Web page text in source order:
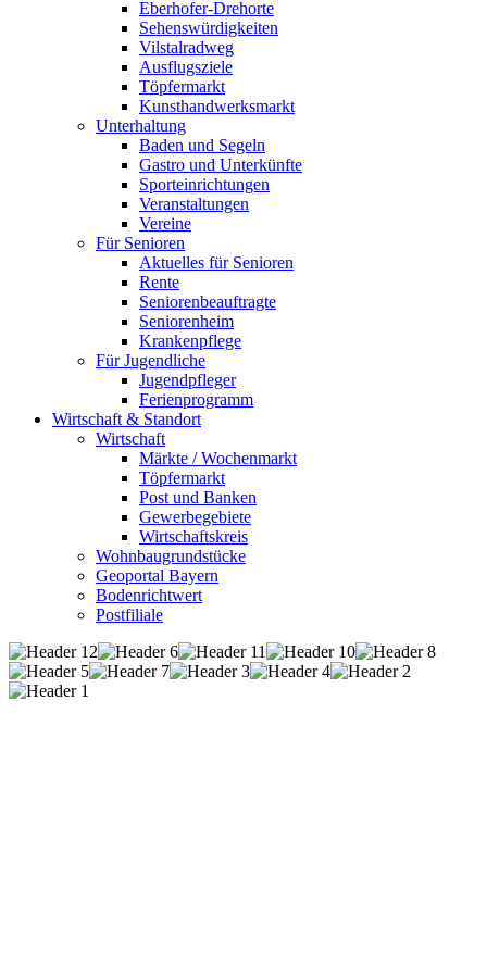
Eberhofer-Drehorte
Sehenswürdigkeiten
Vilstalradweg
Ausflugsziele
Töpfermarkt
Kunsthandwerksmarkt
Unterhaltung
Baden und Segeln
Gastro und Unterkünfte
Sporteinrichtungen
Veranstaltungen
Vereine
Für Senioren
Aktuelles für Senioren
Rente
Seniorenbeauftragte
Seniorenheim
Krankenpflege
Für Jugendliche
Jugendpfleger
Ferienprogramm
Wirtschaft & Standort
Wirtschaft
Märkte / Wochenmarkt
Töpfermarkt
Post und Banken
Gewerbegebiete
Wirtschaftskreis
Wohnbaugrundstücke
Geoportal Bayern
Bodenrichtwert
Postfiliale